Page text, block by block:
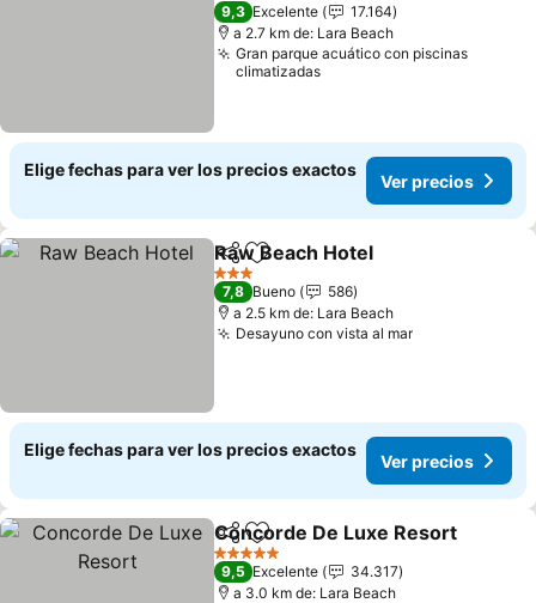
9,3 Excelente
17.164
a 2.7 km de: Lara Beach
Gran parque acuático con piscinas
climatizadas
Elige fechas para ver los precios exactos
Ver precios
CompartirAgregar a favoritos
Raw Beach Hotel
3 Estrellas
7,8 Bueno
586
a 2.5 km de: Lara Beach
Desayuno con vista al mar
Elige fechas para ver los precios exactos
Ver precios
CompartirAgregar a favoritos
Concorde De Luxe Resort
5 Estrellas
9,5 Excelente
34.317
a 3.0 km de: Lara Beach